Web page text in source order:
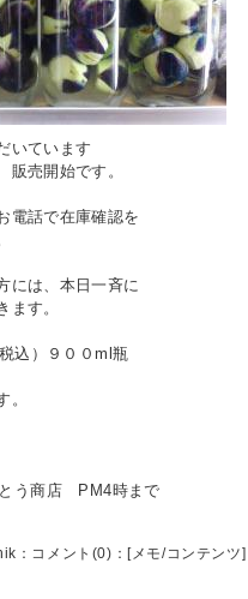
いています
売開始です。
電話で在庫確認を
には、本日一斉に
ます。
込）９００ml瓶
。
う商店 PM4時まで
： コメント(0) ：[メモ/コンテンツ]